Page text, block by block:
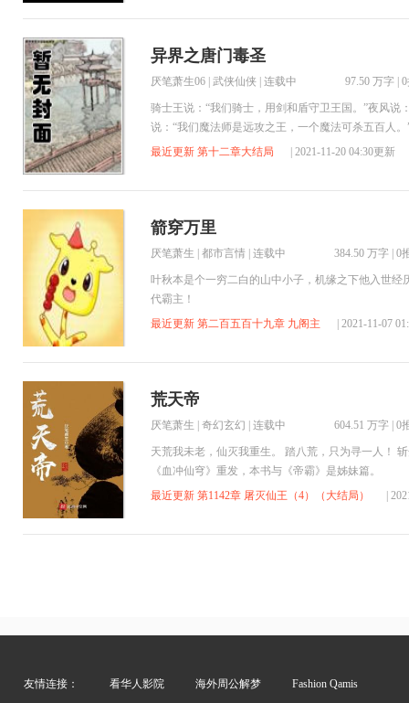
异界之唐门毒圣
厌笔萧生06 武侠仙侠 | 连载中 97.50 万字
骑士王说：“我们骑士，用剑和盾守卫王国。”夜风说
说：“我们魔法师是远攻之王，一个魔法可杀五百人
里不..
最近更新 第十二章大结局 | 2021-11-20 04:30更新
箭穿万里
厌笔萧生 都市言情 | 连载中 384.50 万字 0
叶秋本是个一穷二白的山中小子，机缘之下他入世
代霸主！
最近更新 第二百五百十九章 九阁主
| 2021-11-07
荒天帝
厌笔萧生 奇幻玄幻 | 连载中 604.51 万字 0
天荒我未老，仙灭我重生。 踏八荒，只为寻一人！
《血冲仙穹》重发，本书与《帝霸》是姊妹篇。
最近更新 第1142章 屠灭仙王（4）（大结局）
|
友情连接： 看华人影院 海外周公解梦 Fashion Qamis